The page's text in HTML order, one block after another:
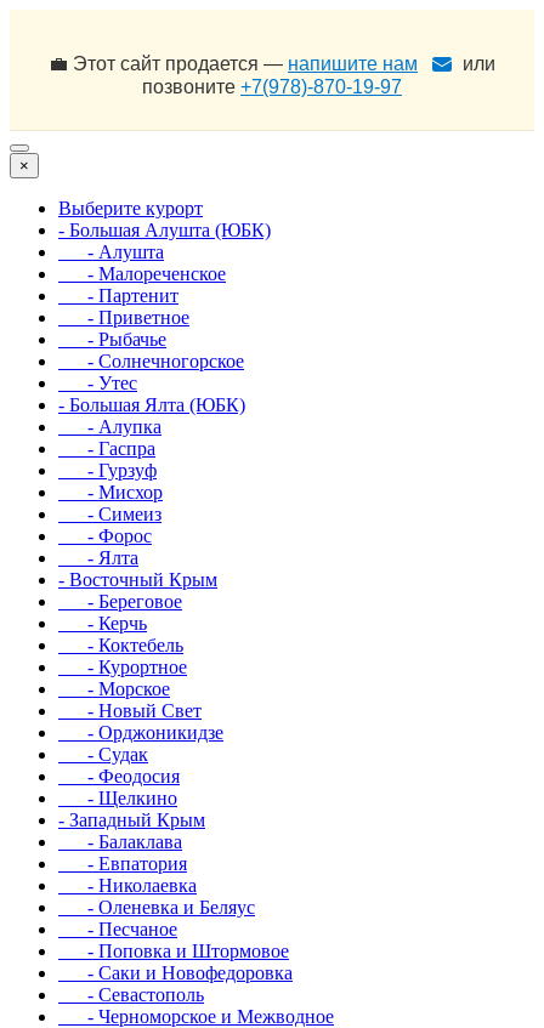
💼 Этот сайт продается — напишите нам
или
позвоните +7(978)-870-19-97
×
Выберите курорт
- Большая Алушта (ЮБК)
- Алушта
- Малореченское
- Партенит
- Приветное
- Рыбачье
- Солнечногорское
- Утес
- Большая Ялта (ЮБК)
- Алупка
- Гаспра
- Гурзуф
- Мисхор
- Симеиз
- Форос
- Ялта
- Восточный Крым
- Береговое
- Керчь
- Коктебель
- Курортное
- Морское
- Новый Свет
- Орджоникидзе
- Судак
- Феодосия
- Щелкино
- Западный Крым
- Балаклава
- Евпатория
- Николаевка
- Оленевка и Беляус
- Песчаное
- Поповка и Штормовое
- Саки и Новофедоровка
- Севастополь
- Черноморское и Межводное